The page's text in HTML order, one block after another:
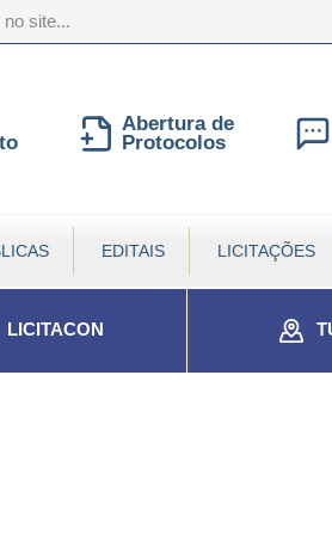
Abertura de
Protocolos
EDITAIS LICITAÇÕES
LICITACON